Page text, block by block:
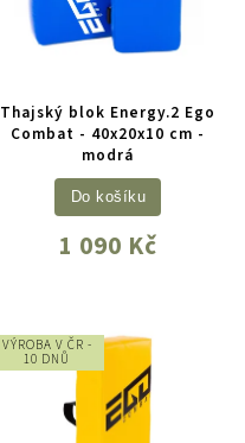
Thajský blok Energy.2 Ego
Combat - 40x20x10 cm -
modrá
1 090 Kč
Do košíku
VÝROBA V ČR -
10 DNŮ